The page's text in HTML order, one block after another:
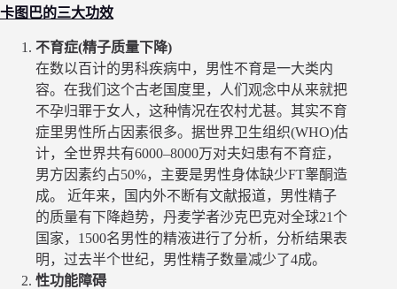
卡图巴的三大功效
不育症(精子质量下降)
在数以百计的男科疾病中，男性不育是一大类内
容。在我们这个古老国度里，人们观念中从来就把
不孕归罪于女人，这种情况在农村尤甚。其实不育
症里男性所占因素很多。据世界卫生组织(WHO)估
计，全世界共有6000–8000万对夫妇患有不育症，
男方因素约占50%，主要是男性身体缺少FT睾酮造
成。 近年来，国内外不断有文献报道，男性精子
的质量有下降趋势，丹麦学者沙克巴克对全球21个
国家，1500名男性的精液进行了分析，分析结果表
明，过去半个世纪，男性精子数量减少了4成。
性功能障碍